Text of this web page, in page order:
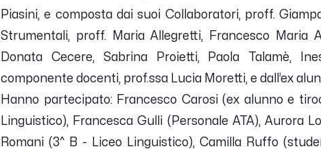
Piasini, e composta dai suoi Collaboratori, proff.
Strumentali, proff. Maria Allegretti, Francesco Maria
Donata Cecere, Sabrina Proietti, Paola Talamè,
componente docenti, prof.ssa Lucia Moretti, e dall’ex
Hanno partecipato: Francesco Carosi (ex alunno e
Linguistico), Francesca Gulli (Personale ATA), Aurora
Romani (3^ B - Liceo Linguistico), Camilla Ruffo